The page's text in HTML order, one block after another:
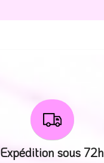
Expédition sous 72h